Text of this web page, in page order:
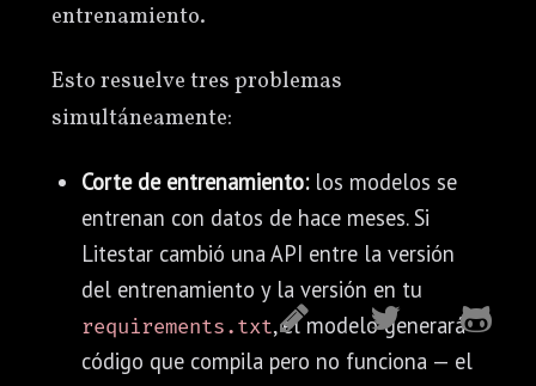
entrenamiento.
Esto resuelve tres problemas
simultáneamente:
Corte de entrenamiento:los modelos se
entrenan con datos de hace meses. Si
Litestar cambió una API entre la versión
del entrenamiento y la versión en tu
requirements.txt, el modelo generará
código que compila pero no funciona — el